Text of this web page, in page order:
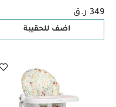
349 ر.ق
اضف للحقيبة